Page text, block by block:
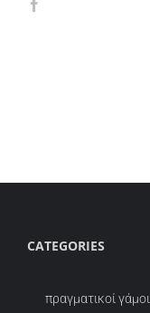
CATEGORIES
πραγματικοί γάμοι